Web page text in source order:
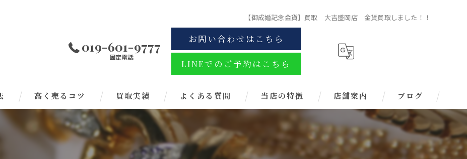
【御成婚記念金貨】買取 大吉盛岡店 金貨買取しました！！
019-601-9777
固定電話
お問い合わせはこちら
LINEでのご予約はこちら
高く売るコツ 買取実績 よくある質問 当店の特徴
ブランド
店舗案内 ブログ